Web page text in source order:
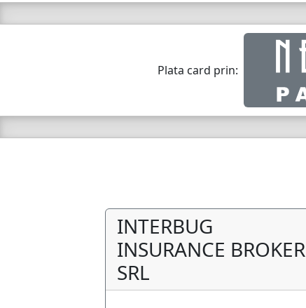
Plata card prin:
INTERBUG
INSURANCE BROKER
SRL